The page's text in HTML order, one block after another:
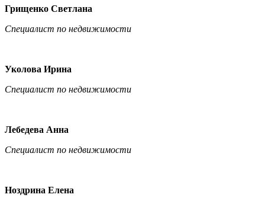
Грищенко Светлана
Специалист по недвижимости
Уколова Ирина
Специалист по недвижимости
Лебедева Анна
Специалист по недвижимости
Ноздрина Елена